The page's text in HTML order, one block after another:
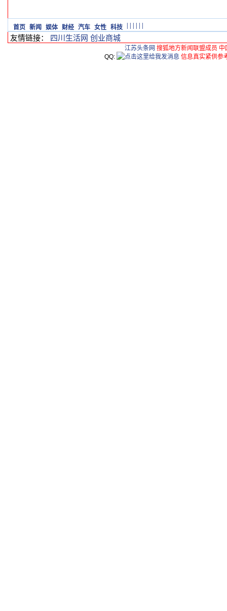
首页 新闻 娱体 财经 汽车 女性 科技
友情链接： 四川生活网 创业商城
江苏头条网 搜狐地方新闻联盟成员
QQ:
信息真实紧供参